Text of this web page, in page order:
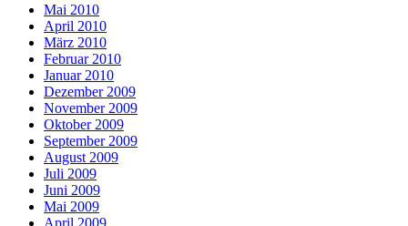
Mai 2010
April 2010
März 2010
Februar 2010
Januar 2010
Dezember 2009
November 2009
Oktober 2009
September 2009
August 2009
Juli 2009
Juni 2009
Mai 2009
April 2009